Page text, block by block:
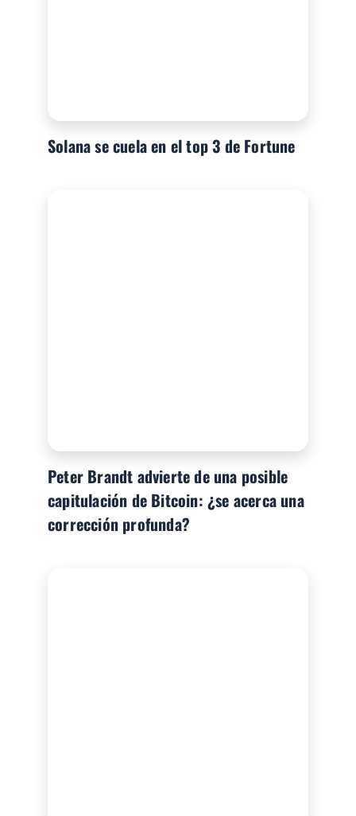
Solana se cuela en el top 3 de Fortune
Peter Brandt advierte de una posible
capitulación de Bitcoin: ¿se acerca una
corrección profunda?